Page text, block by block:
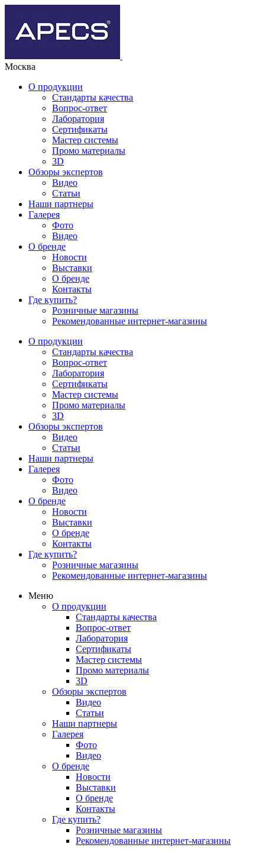
Москва
О продукции
Стандарты качества
Вопрос-ответ
Лаборатория
Сертификаты
Мастер системы
Промо материалы
3D
Обзоры экспертов
Видео
Статьи
Наши партнеры
Галерея
Фото
Видео
О бренде
Новости
Выставки
О бренде
Контакты
Где купить?
Розничные магазины
Рекомендованные интернет-магазины
О продукции
Стандарты качества
Вопрос-ответ
Лаборатория
Сертификаты
Мастер системы
Промо материалы
3D
Обзоры экспертов
Видео
Статьи
Наши партнеры
Галерея
Фото
Видео
О бренде
Новости
Выставки
О бренде
Контакты
Где купить?
Розничные магазины
Рекомендованные интернет-магазины
Меню
О продукции
Стандарты качества
Вопрос-ответ
Лаборатория
Сертификаты
Мастер системы
Промо материалы
3D
Обзоры экспертов
Видео
Статьи
Наши партнеры
Галерея
Фото
Видео
О бренде
Новости
Выставки
О бренде
Контакты
Где купить?
Розничные магазины
Рекомендованные интернет-магазины